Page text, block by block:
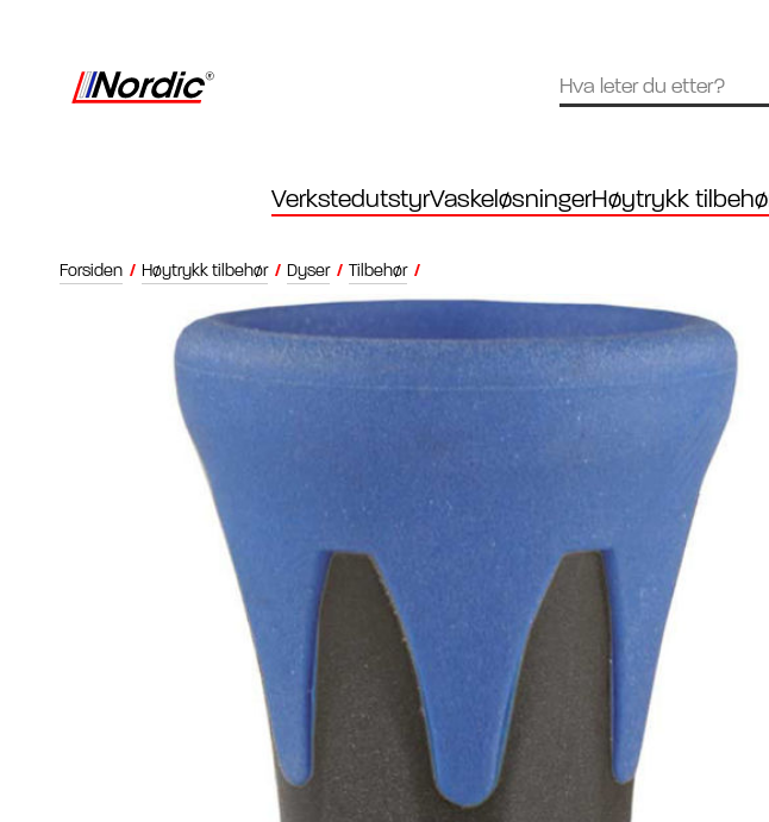
VerkstedutstyrVaskeløsningerHøytrykk
Forsiden / Høytrykk tilbehør / Dyser / Tilbehør /